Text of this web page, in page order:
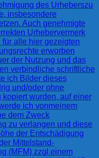
des Urheberszu
insbesondere
Auch genehmigte
Urhebervermerk
alle hier gezeigten
erworben
der Nutzung und das
verbindliche schriftliche
ich Bilder dieses
und/oder ohne
wurden, auf einer
ich vonmeinem
dem Zweck
zu verlangen und diese
der Entschädigung
Mittelstand-
(MFM) zzgl.einem